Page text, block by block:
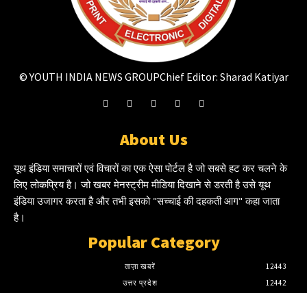
© YOUTH INDIA NEWS GROUPChief Editor: Sharad Katiyar
About Us
यूथ इंडिया समाचारों एवं विचारों का एक ऐसा पोर्टल है जो सबसे हट कर चलने के
लिए लोकप्रिय है। जो खबर मेनस्ट्रीम मीडिया दिखाने से डरती है उसे यूथ
इंडिया उजागर करता है और तभी इसको "सच्चाई की दहकती आग" कहा जाता
है।
Popular Category
ताज़ा खबरें
12443
उत्तर प्रदेश
12442